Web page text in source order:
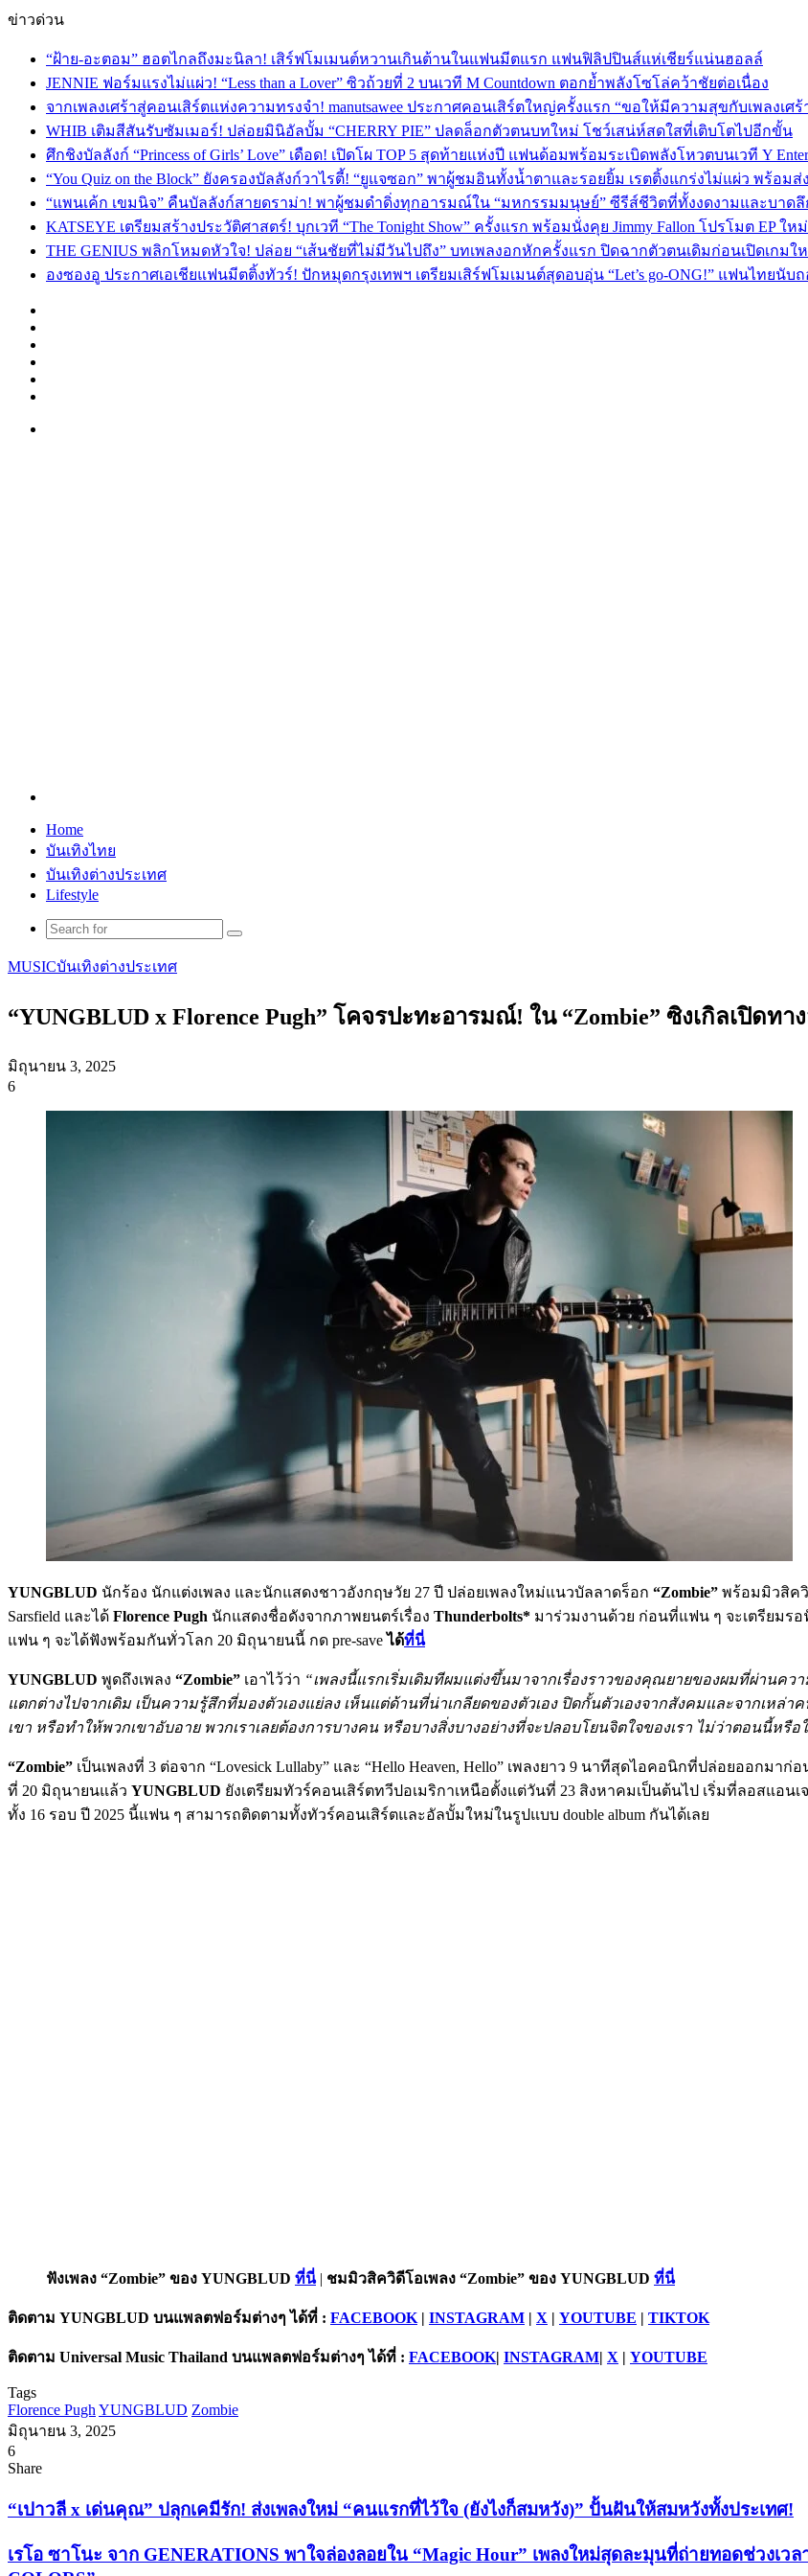
ข่าวด่วน
“ฝ้าย-อะตอม” ฮอตไกลถึงมะนิลา! เสิร์ฟโมเมนต์หวานเกินต้านในแฟนมีตแรก แฟนฟิลิปปินส์แห่เชียร์แน่นฮอลล์
JENNIE ฟอร์มแรงไม่แผ่ว! “Less than a Lover” ซิวถ้วยที่ 2 บนเวที M Countdown ตอกย้ำพลังโซโล่คว้าชัยต่อเนื่อง
จากเพลงเศร้าสู่คอนเสิร์ตแห่งความทรงจำ! manutsawee ประกาศคอนเสิร์ตใหญ่ครั้งแรก “ขอให้มีความสุขกับเพลงเศร้
WHIB เติมสีสันรับซัมเมอร์! ปล่อยมินิอัลบั้ม “CHERRY PIE” ปลดล็อกตัวตนบทใหม่ โชว์เสน่ห์สดใสที่เติบโตไปอีกขั้น
ศึกชิงบัลลังก์ “Princess of Girls’ Love” เดือด! เปิดโผ TOP 5 สุดท้ายแห่งปี แฟนด้อมพร้อมระเบิดพลังโหวตบนเวที Y
“You Quiz on the Block” ยังครองบัลลังก์วาไรตี้! “ยูแจซอก” พาผู้ชมอินทั้งน้ำตาและรอยยิ้ม เรตติ้งแกร่งไม่แผ่ว พร้อ
“แพนเค้ก เขมนิจ” คืนบัลลังก์สายดราม่า! พาผู้ชมดำดิ่งทุกอารมณ์ใน “มหกรรมมนุษย์” ซีรีส์ชีวิตที่ทั้งงดงามและบาดลึ
KATSEYE เตรียมสร้างประวัติศาสตร์! บุกเวที “The Tonight Show” ครั้งแรก พร้อมนั่งคุย Jimmy Fallon โปรโมต EP ให
THE GENIUS พลิกโหมดหัวใจ! ปล่อย “เส้นชัยที่ไม่มีวันไปถึง” บทเพลงอกหักครั้งแรก ปิดฉากตัวตนเดิมก่อนเปิดเกมใ
องซองอู ประกาศเอเชียแฟนมีตติ้งทัวร์! ปักหมุดกรุงเทพฯ เตรียมเสิร์ฟโมเมนต์สุดอบอุ่น “Let’s go-ONG!” แฟนไทยนับถ
Home
บันเทิงไทย
บันเทิงต่างประเทศ
Lifestyle
Search
MUSICบันเทิงต่างประเทศ
“YUNGBLUD x Florence Pugh” โคจรปะทะอารมณ์! ใน “Zombie” ซิงเกิลเปิดท
มิถุนายน 3, 2025
6
YUNGBLUD นักร้อง นักแต่งเพลง และนักแสดงชาวอังกฤษวัย 27 ปี ปล่อยเพลงใหม่แนวบัลลาดร็อก “Zombie” พร้อมมิวสิควิ
Sarsfield และได้ Florence Pugh นักแสดงชื่อดังจากภาพยนตร์เรื่อง Thunderbolts* มาร่วมงานด้วย ก่อนที่แฟน ๆ จะเตรียมร
แฟน ๆ จะได้ฟังพร้อมกันทั่วโลก 20 มิถุนายนนี้ กด pre-saveได้ที่นี่
YUNGBLUD พูดถึงเพลง “Zombie” เอาไว้ว่า “เพลงนี้แรกเริ่มเดิมทีผมแต่งขึ้นมาจากเรื่องราวของคุณยายของผมที่ผ่านค
แตกต่างไปจากเดิม เป็นความรู้สึกที่มองตัวเองแย่ลง เห็นแต่ด้านที่น่าเกลียดของตัวเอง ปิดกั้นตัวเองจากสังคมและจากเหล่า
เขา หรือทำให้พวกเขาอับอาย พวกเราเลยต้องการบางคน หรือบางสิ่งบางอย่างที่จะปลอบโยนจิตใจของเรา ไม่ว่าตอนนี้หรือ
“Zombie” เป็นเพลงที่ 3 ต่อจาก “Lovesick Lullaby” และ “Hello Heaven, Hello” เพลงยาว 9 นาทีสุดไอคอนิกที่ปล่อยออกมา
ที่ 20 มิถุนายนแล้ว YUNGBLUD ยังเตรียมทัวร์คอนเสิร์ตทวีปอเมริกาเหนือตั้งแต่วันที่ 23 สิงหาคมเป็นต้นไป เริ่มที่ลอสแอนเ
ทั้ง 16 รอบ ปี 2025 นี้แฟน ๆ สามารถติดตามทั้งทัวร์คอนเสิร์ตและอัลบั้มใหม่ในรูปแบบ double album กันได้เลย
ฟังเพลง “Zombie” ของ YUNGBLUD ที่นี่| ชมมิวสิควิดีโอเพลง “Zombie” ของ YUNGBLUD ที่นี่
ติดตาม YUNGBLUD บนแพลตฟอร์มต่างๆ ได้ที่ : FACEBOOK | INSTAGRAM | X | YOUTUBE | TIKTOK
ติดตาม Universal Music Thailand บนแพลตฟอร์มต่างๆ ได้ที่ : FACEBOOK| INSTAGRAM| X | YOUTUBE
Tags
Florence Pugh YUNGBLUD Zombie
มิถุนายน 3, 2025
6
Facebook
X
Tumblr
Messenger
Messenger
Line
Share
via
Email
“เปา
x
เด่น
“เปาวลี x เด่นคุณ” ปลุกเคมีรัก! ส่งเพลงใหม่ “คนแรกที่ไว้ใจ (ยังไงก็สมหวัง)” ปั้นฝันให้สมหวังทั้งประเทศ!
เรโอ
เรโอ ซาโนะ จาก GENERATIONS พาใจล่องลอยใน “Magic Hour” เพลงใหม่สุดละมุนที่ถ่ายทอดช่วงเ